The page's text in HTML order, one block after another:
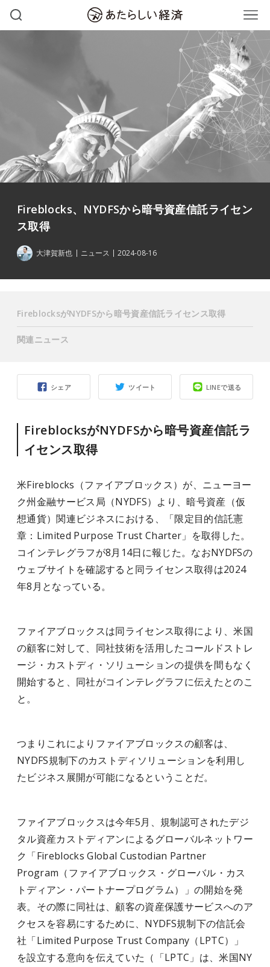
Fireblocks、NYDFSから暗号資産信託ライセン
ス取得
大津賀新也 ニュース 2024-08-16
シェア ツイート LINEで送る
FireblocksがNYDFSから暗号資産信託ラ
イセンス取得
米Fireblocks（ファイアブロックス）が、ニューヨー
ク州金融サービス局（NYDFS）より、暗号資産（仮
想通貨）関連ビジネスにおける、「限定目的信託憲
章：Limited Purpose Trust Charter」を取得した。
コインテレグラフが8月14日に報じた。なおNYDFSの
ウェブサイトを確認すると同ライセンス取得は2024
年8月となっている。
ファイアブロックスは同ライセンス取得により、米国
の顧客に対して、同社技術を活用したコールドストレ
ージ・カストディ・ソリューションの提供を間もなく
開始すると、同社がコインテレグラフに伝えたとのこ
と。
つまりこれによりファイアブロックスの顧客は、
NYDFS規制下のカストディソリューションを利用し
たビジネス展開が可能になるということだ。
ファイアブロックスは今年5月、規制認可されたデジ
タル資産カストディアンによるグローバルネットワー
ク「Fireblocks Global Custodian Partner
Program（ファイアブロックス・グローバル・カス
トディアン・パートナープログラム）」の開始を発
表。その際に同社は、顧客の資産保護サービスへのア
クセスを容易にするために、NYDFS規制下の信託会
社「Limited Purpose Trust Company（LPTC）」
を設立する意向を伝えていた（「LPTC」は、米国NY
FireblocksがNYDFSから暗号資産信託ライセンス取得
関連ニュース